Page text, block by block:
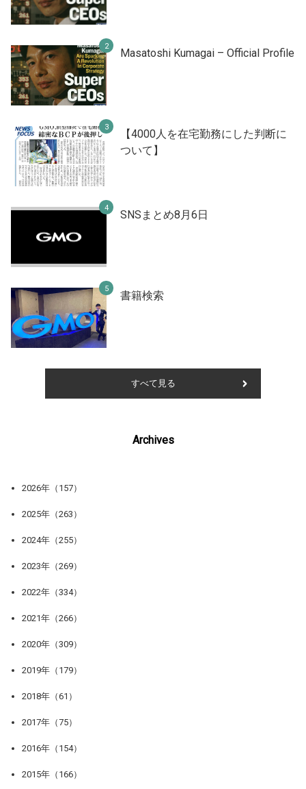
Masatoshi Kumagai – Official Profile
【4000人を在宅勤務にした判断に
ついて】
SNSまとめ8月6日
書籍検索
すべて見る
Archives
2026年（157）
2025年（263）
2024年（255）
2023年（269）
2022年（334）
2021年（266）
2020年（309）
2019年（179）
2018年（61）
2017年（75）
2016年（154）
2015年（166）